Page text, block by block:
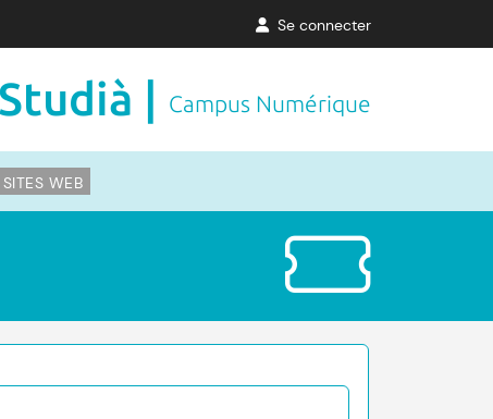
Se connecter
Studià | Campus Numérique
WEB